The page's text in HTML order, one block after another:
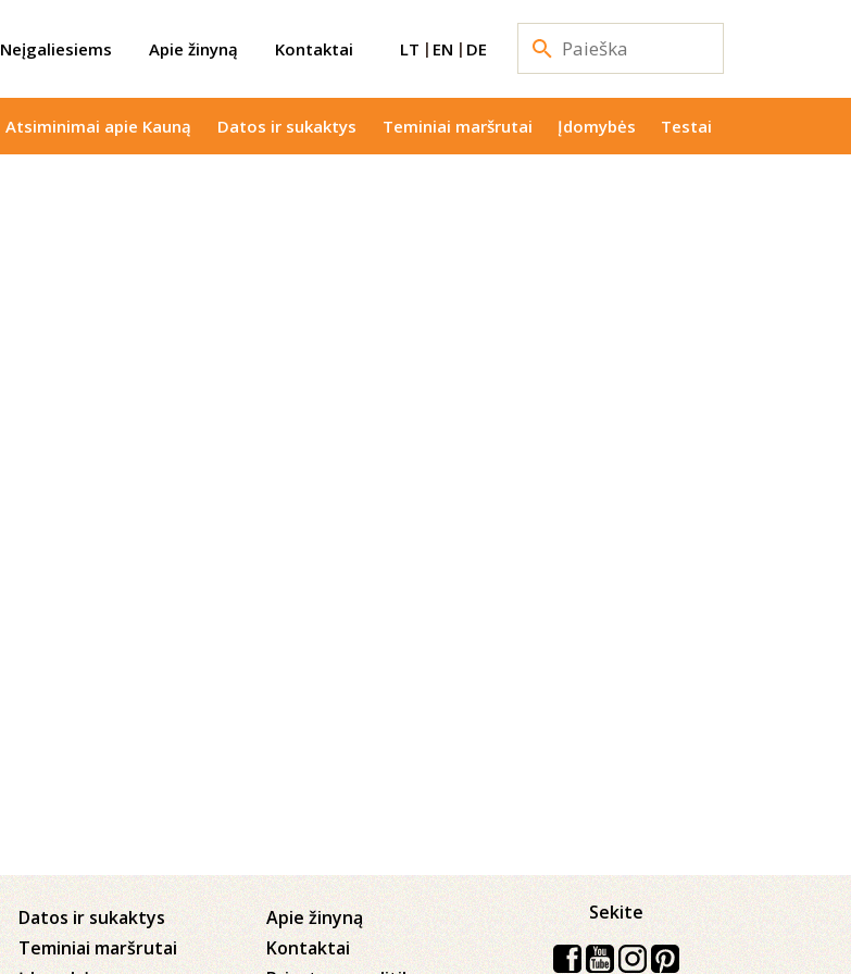
Neįgaliesiems Apie žinyną Kontaktai LT EN DE
Atsiminimai apie Kauną Datos ir sukaktys Teminiai maršrutai Įdomybės Testai
Datos ir sukaktys
Teminiai maršrutai
Apie žinyną
Kontaktai
Sekite